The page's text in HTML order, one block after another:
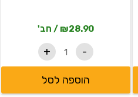
₪28.90 / חב'
-
+
הוספה לסל